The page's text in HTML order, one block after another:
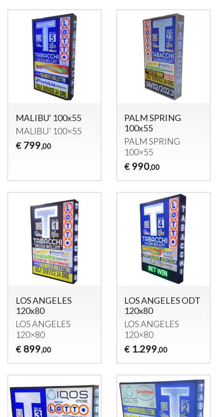
MALIBU' 100x55
MALIBU’ 100×55
€ 799,00
PALM SPRING
100x55
PALM SPRING
100×55
€ 990,00
LOS ANGELES
120x80
LOSANGELES
120×80
€ 899,00
LOS ANGELES ODT
120x80
LOSANGELES
120×80
€ 1.299,00